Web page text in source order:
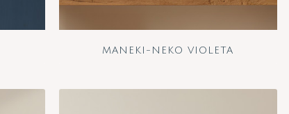
MANEKI-NEKO VIOLETA